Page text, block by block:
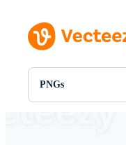
PNGs
Toutes Images